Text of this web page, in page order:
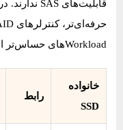
Workloadهای حساس‌تر انتخاب می‌شوند.
خانواده
SSD
رابط